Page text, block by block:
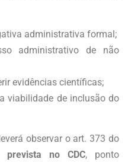
administrativa formal;
administrativo de não
evidências científicas;
viabilidade de inclusão do
observar o art. 373 do
prevista no CDC, ponto